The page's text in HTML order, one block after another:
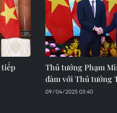
tiếp
Thủ tướng Phạm
đàm với Thủ tướng
09/04/2025 03:40